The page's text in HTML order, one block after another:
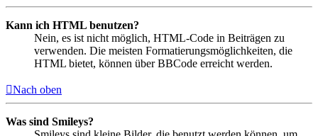
Kann ich HTML benutzen?
Nein, es ist nicht möglich, HTML-Code in Beiträgen zu
verwenden. Die meisten Formatierungsmöglichkeiten, die
HTML bietet, können über BBCode erreicht werden.
Nach oben
Was sind Smileys?